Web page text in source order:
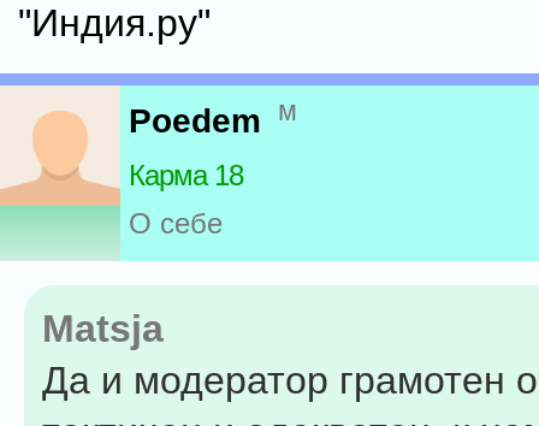
"Индия.ру"
Poedem м
Карма 18
О себе
Matsja
Да и модератор грамотен